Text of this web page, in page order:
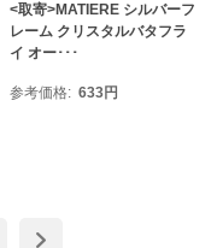
<取寄>MATIERE シルバーフ
レーム クリスタルバタフラ
イ オー･･･
参考価格 633円